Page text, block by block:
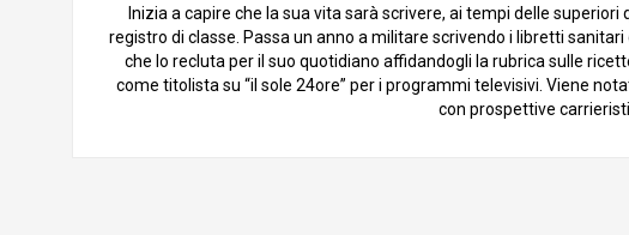
Inizia a capire che la sua vita sarà scrivere, ai tempi delle
registro di classe. Passa un anno a militare scrivendo i libretti
che lo recluta per il suo quotidiano affidandogli la rubrica sulle
come titolista su “il sole 24ore” per i programmi televisivi. Viene
con prospettive